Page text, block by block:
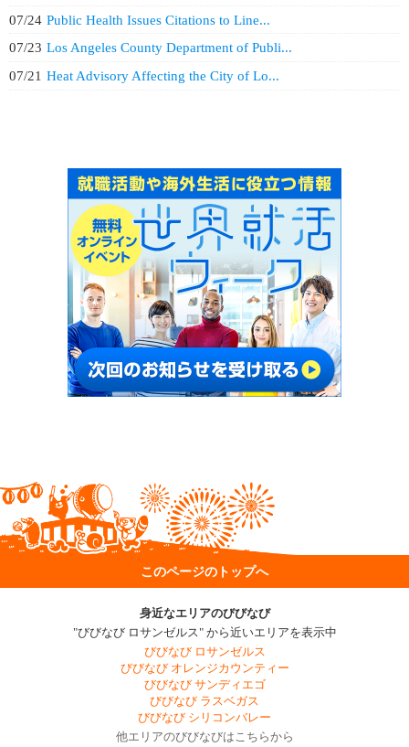
07/24 Public Health Issues Citations to Line...
07/23 Los Angeles County Department of Publi...
07/21 Heat Advisory Affecting the City of Lo...
このページのトップへ
身近なエリアのびびなび
"びびなび ロサンゼルス" から近いエリアを表示中
びびなび ロサンゼルス
びびなび オレンジカウンティー
びびなび サンディエゴ
びびなび ラスベガス
びびなび シリコンバレー
他エリアのびびなびはこちらから